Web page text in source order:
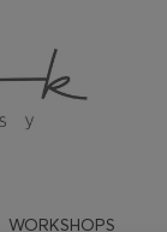
WORKSHOPS